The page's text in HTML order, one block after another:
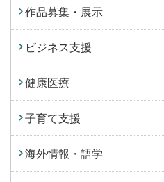
作品募集・展示
ビジネス支援
健康医療
子育て支援
海外情報・語学